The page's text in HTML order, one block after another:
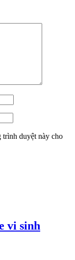
trình duyệt này cho
vi sinh